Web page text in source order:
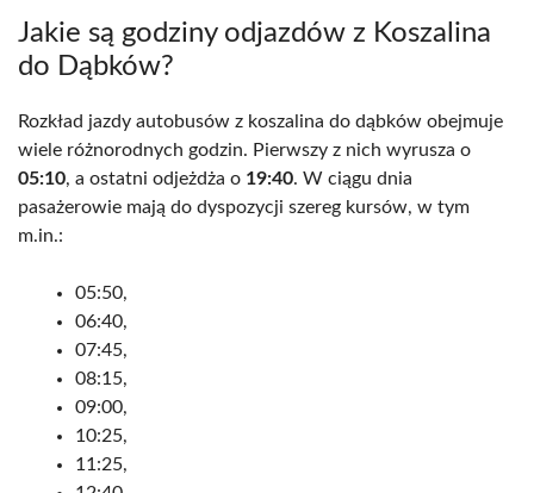
Jakie są godziny odjazdów z Koszalina
do Dąbków?
Rozkład jazdy autobusów z koszalina do dąbków obejmuje
wiele różnorodnych godzin. Pierwszy z nich wyrusza o
05:10, a ostatni odjeżdża o 19:40. W ciągu dnia
pasażerowie mają do dyspozycji szereg kursów, w tym
m.in.:
05:50,
06:40,
07:45,
08:15,
09:00,
10:25,
11:25,